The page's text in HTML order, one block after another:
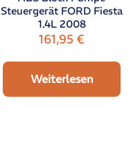
Steuergerät FORD Fiesta
1.4L 2008
161,95€
Weiterlesen